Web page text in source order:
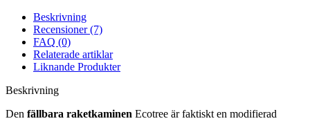
Beskrivning
Recensioner (7)
FAQ (0)
Relaterade artiklar
Liknande Produkter
Beskrivning
Den fällbara raketkaminen Ecotree är faktiskt en modifierad